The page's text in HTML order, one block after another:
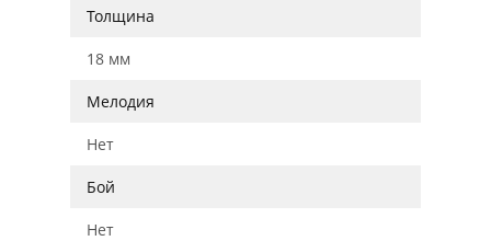
Толщина
18 мм
Мелодия
Нет
Бой
Нет